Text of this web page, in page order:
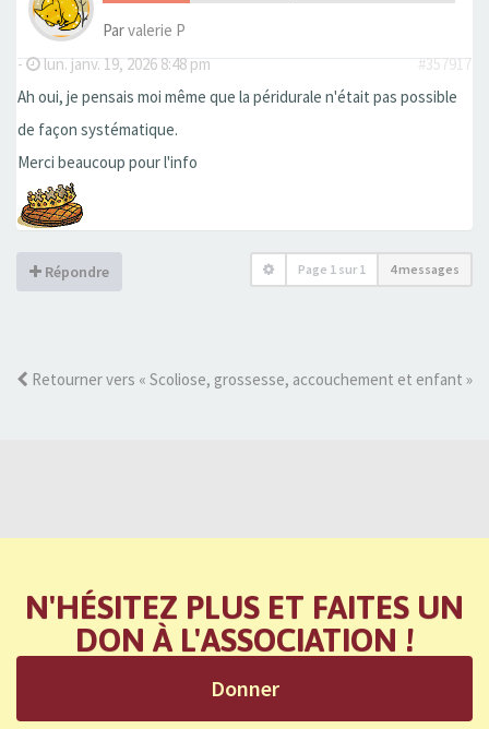
Parvalerie P
-
lun. janv. 19, 2026 8:48 pm
#357917
Ah oui, je pensais moi même que la péridurale n'était pas possible
de façon systématique.
Merci beaucoup pour l'info
Répondre Page 1 sur 1 4 messages
Retourner vers « Scoliose, grossesse, accouchement et enfant »
N'HÉSITEZ PLUS ET FAITES UN
DON À L'ASSOCIATION !
Donner